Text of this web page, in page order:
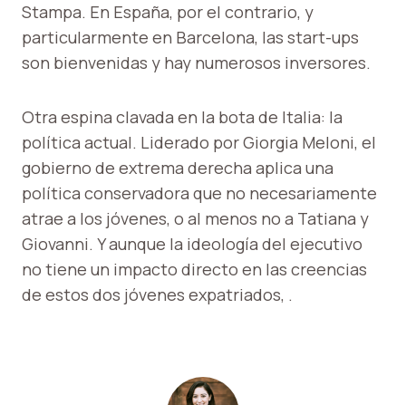
Stampa. En España, por el contrario, y
particularmente en Barcelona, ​​las start-ups
son bienvenidas y hay numerosos inversores.
Otra espina clavada en la bota de Italia: la
política actual. Liderado por Giorgia Meloni, el
gobierno de extrema derecha aplica una
política conservadora que no necesariamente
atrae a los jóvenes, o al menos no a Tatiana y
Giovanni. Y aunque la ideología del ejecutivo
no tiene un impacto directo en las creencias
de estos dos jóvenes expatriados, .